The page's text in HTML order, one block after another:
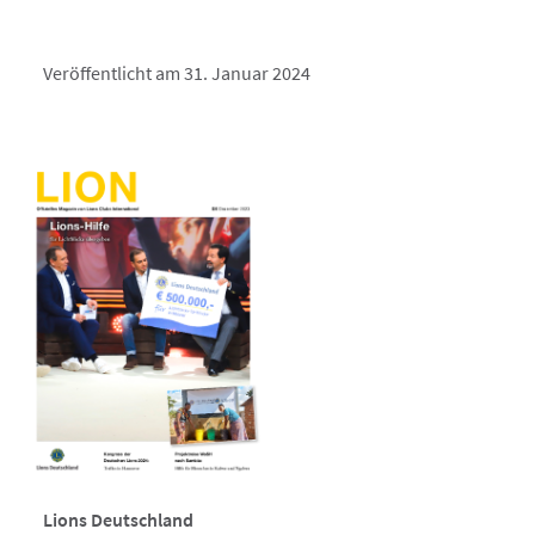
Veröffentlicht am 31. Januar 2024
Lions Deutschland